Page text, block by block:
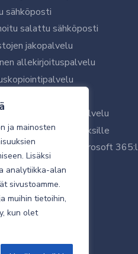
ja mainosten
Lisäksi
analytiikka-alan
sivustoamme.
muihin tietoihin,
kun olet
sähköposti
salattu sähköposti
jakopalvelu
allekirjoituspalvelu
365 -varmistuspalvelu
tietoturva yrityksille
tietoturva Microsoft
tietoturva 24/7